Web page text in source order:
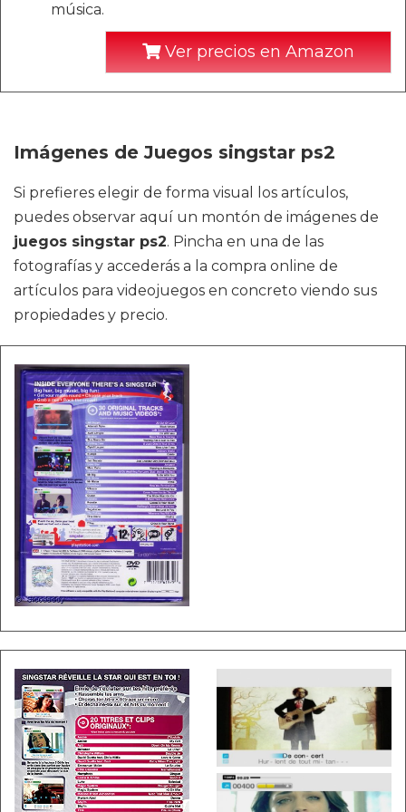
música.
Ver precios en Amazon
Imágenes de Juegos singstar ps2
Si prefieres elegir de forma visual los artículos,
puedes observar aquí un montón de imágenes de
juegos singstar ps2. Pincha en una de las
fotografías y accederás a la compra online de
artículos para videojuegos en concreto viendo sus
propiedades y precio.